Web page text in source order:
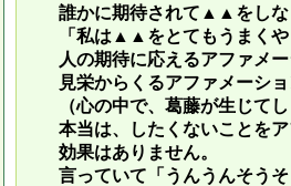
誰かに期待されて▲▲をしな
「私は▲▲をとてもうまくや
人の期待に応えるアファメ
見栄からくるアファメーショ
（心の中で、葛藤が生じてし
本当は、したくないことをア
効果はありません。
言っていて 「うんうんそう